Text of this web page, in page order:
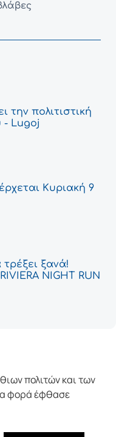
την πολιτιστική
- Lugoj
Κυριακή 9
ξανά!
NIGHT RUN
πολιτών και των
φορά έφθασε